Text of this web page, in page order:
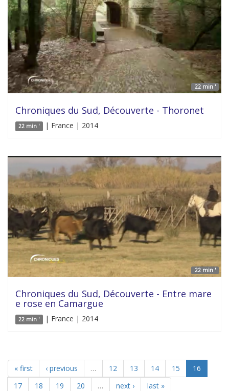
22 min '
Chroniques du Sud, Découverte - Thoronet
22 min ' | France | 2014
22 min '
Chroniques du Sud, Découverte - Entre mare
e rose en Camargue
22 min ' | France | 2014
« first ‹ previous … 12 13 14 15
16
17
18 19 20 … next › last »